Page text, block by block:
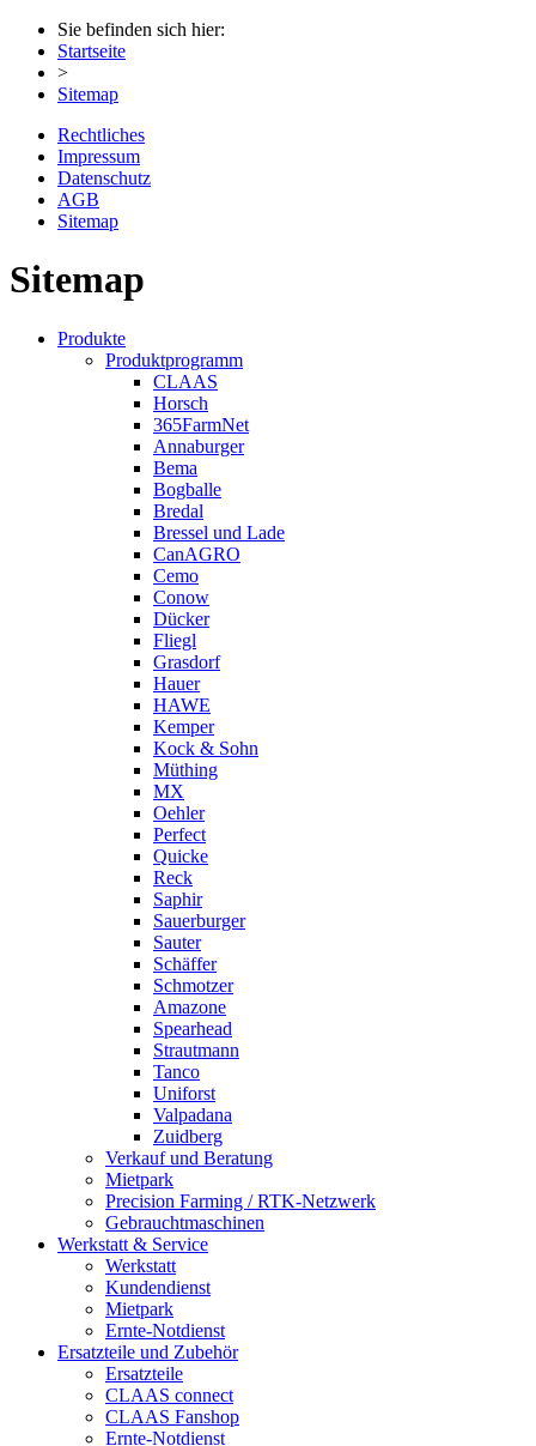
Sie befinden sich hier:
Startseite
>
Sitemap
Rechtliches
Impressum
Datenschutz
AGB
Sitemap
Sitemap
Produkte
Produktprogramm
CLAAS
Horsch
365FarmNet
Annaburger
Bema
Bogballe
Bredal
Bressel und Lade
CanAGRO
Cemo
Conow
Dücker
Fliegl
Grasdorf
Hauer
HAWE
Kemper
Kock & Sohn
Müthing
MX
Oehler
Perfect
Quicke
Reck
Saphir
Sauerburger
Sauter
Schäffer
Schmotzer
Amazone
Spearhead
Strautmann
Tanco
Uniforst
Valpadana
Zuidberg
Verkauf und Beratung
Mietpark
Precision Farming / RTK-Netzwerk
Gebrauchtmaschinen
Werkstatt & Service
Werkstatt
Kundendienst
Mietpark
Ernte-Notdienst
Ersatzteile und Zubehör
Ersatzteile
CLAAS connect
CLAAS Fanshop
Ernte-Notdienst